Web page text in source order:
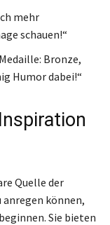
mehr
schauen!“
Bronze,
Humor dabei!“
Quelle der
können,
Sie bieten